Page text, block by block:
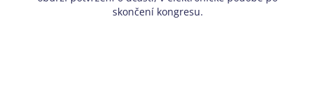
skončení kongresu.